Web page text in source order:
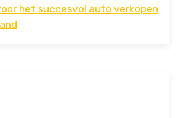
het succesvol auto verkopen